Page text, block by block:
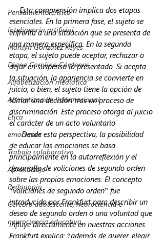
Pensamiento crítico
Inteligencia artificial
Marilyn González Reyes
Diana Carolina Cárdenas
Alfabetización mediática
Alfabetización Informacional
Ética
emociones
Trabajo colaborativo
Aprendizaje
Pedagogía
Cerebro adolescente, neurociencia e
neurociencia educativa,
Esta comprensión implica dos etapas
esenciales. En la primera fase, el sujeto se
enfrenta a una situación que se presenta de
una manera específica. En la segunda
etapa, el sujeto puede aceptar, rechazar o
dejar en suspenso lo presentado. Si acepta
la situación, la apariencia se convierte en
juicio, o bien, el sujeto tiene la opción de
tomar una decisión tras un proceso de
discriminación. Este proceso otorga al juicio
el carácter de un acto voluntario
Desde esta perspectiva, la posibilidad
de educar las emociones se basa
principalmente en la autorreflexión y el
desarrollo de voliciones de segundo orden
sobre las propias emociones. El concepto
“voliciones de segundo orden” fue
introducido por Frankfurt para describir un
deseo de segundo orden o una voluntad que
influye directamente en nuestras acciones.
Frankfurt explica: “además de querer, elegir